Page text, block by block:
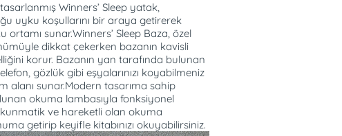
Winners’ Sleep yatak,
uyku koşullarını bir araya getirerek
sunar.Winners’ Sleep Baza, özel
dikkat çekerken bazanın kavisli
korur. Bazanın yan tarafında bulunan
gözlük gibi eşyalarınızı koyabilmeniz
alanı sunar.Modern tasarıma sahip
okuma lambasıyla fonksiyonel
ve hareketli olan okuma
getirip keyifle kitabınızı okuyabilirsiniz.